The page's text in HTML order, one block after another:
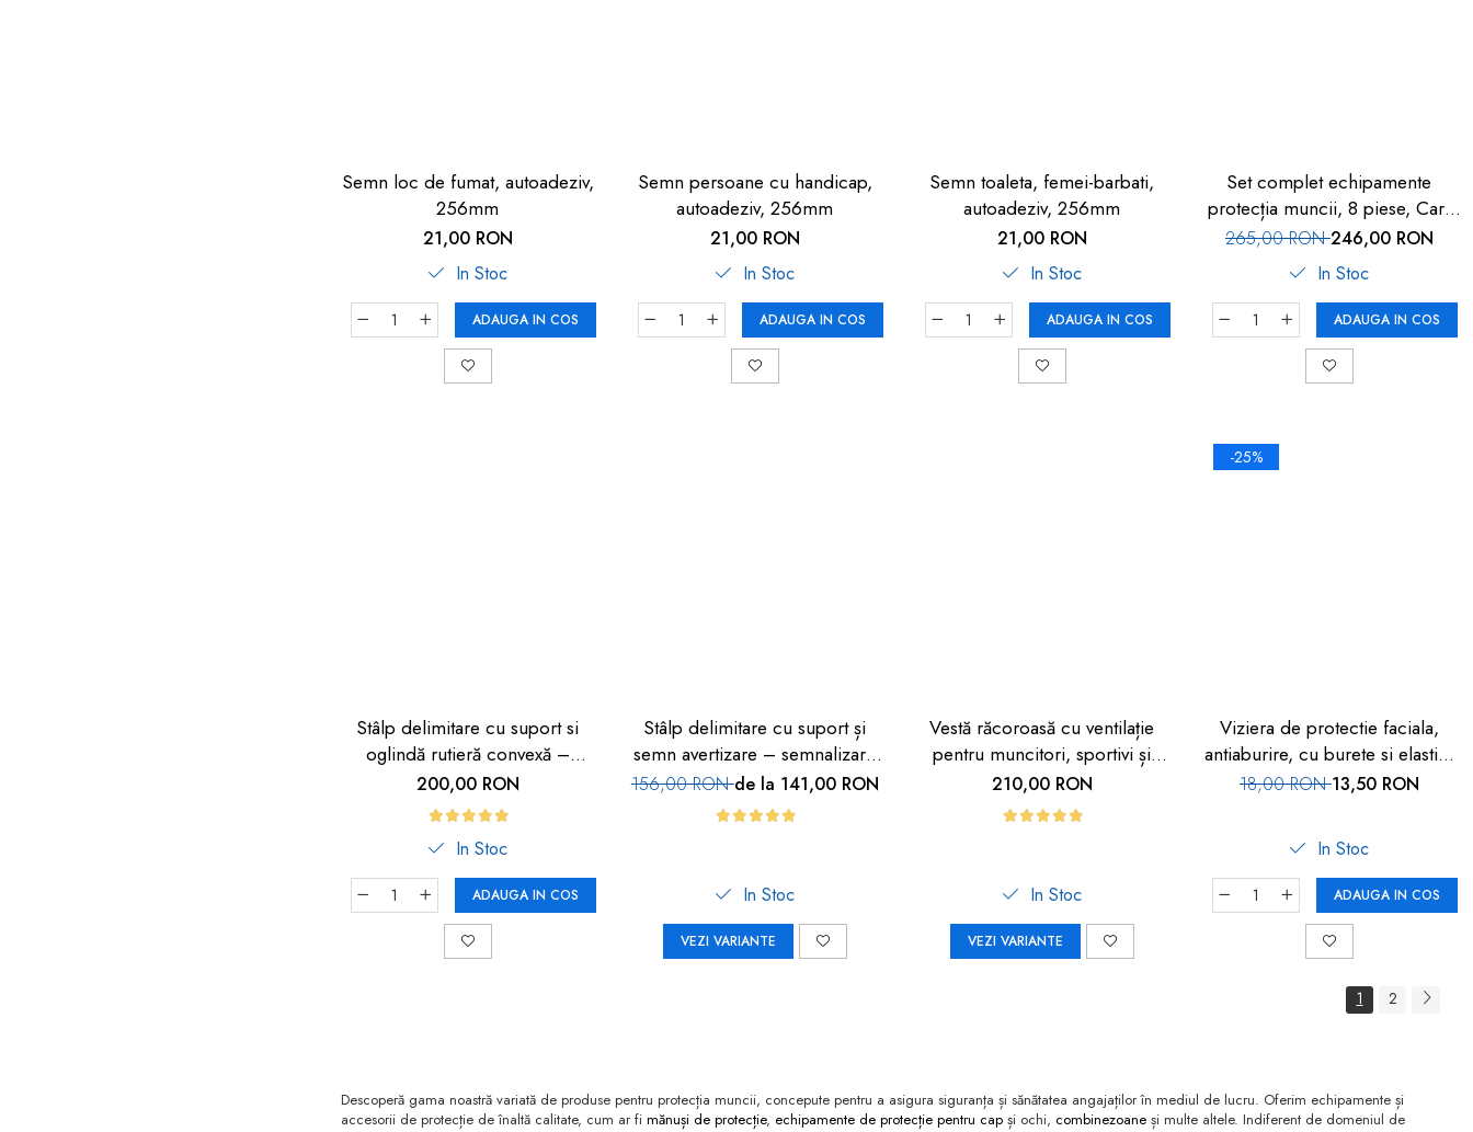
Semn loc de fumat, autoadeziv,
256mm
21,00 RON
In Stoc
ADAUGA IN COS
Semn persoane cu handicap,
autoadeziv, 256mm
21,00 RON
In Stoc
ADAUGA IN COS
Semn toaleta, femei-barbati,
autoadeziv, 256mm
21,00 RON
In Stoc
ADAUGA IN COS
Set complet echipamente
protecția muncii, 8 piese, Car-
Boy
265,00 RON246,00 RON
In Stoc
ADAUGA IN COS
Stâlp delimitare cu suport si
oglindă rutieră convexă –
siguranță trafic
200,00 RON
In Stoc
ADAUGA IN COS
Stâlp delimitare cu suport și
semn avertizare – semnalizare
rapidă
156,00 RONde la 141,00 RON
In Stoc
VEZI VARIANTE
Vestă răcoroasă cu ventilație
pentru muncitori, sportivi și
HORECA
210,00 RON
In Stoc
VEZI VARIANTE
-25%
Viziera de protectie faciala,
antiaburire, cu burete si elastic,
set 3 buc, FM-05
18,00 RON13,50 RON
In Stoc
ADAUGA IN COS
1 2
Descoperă gama noastră variată de produse pentru protecția muncii, concepute pentru a asigura siguranța și sănătatea angajaților în mediul de lucru. Oferim echipamente și
accesorii de protecție de înaltă calitate, cum ar fi mănuși de protecție, echipamente de protecție pentru capși ochi, combinezoaneși multe altele. Indiferent de domeniul de